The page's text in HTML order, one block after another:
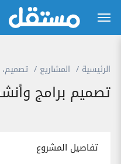
الرئيسية المشاريع
تصميم برامج
تفاصيل المشروع